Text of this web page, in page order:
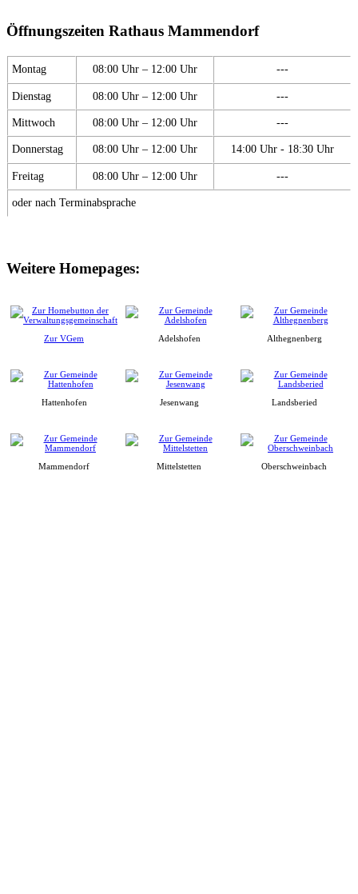
Öffnungszeiten Rathaus Mammendorf
Montag 08:00 Uhr – 12:00 Uhr ---
Dienstag 08:00 Uhr – 12:00 Uhr ---
Mittwoch 08:00 Uhr – 12:00 Uhr ---
Donnerstag 08:00 Uhr – 12:00 Uhr 14:00 Uhr - 18:30 Uhr
Freitag 08:00 Uhr – 12:00 Uhr ---
oder nach Terminabsprache
Weitere Homepages:
Zur VGem Adelshofen Althegnenberg
Hattenhofen Jesenwang Landsberied
Mammendorf Mittelstetten Oberschweinbach